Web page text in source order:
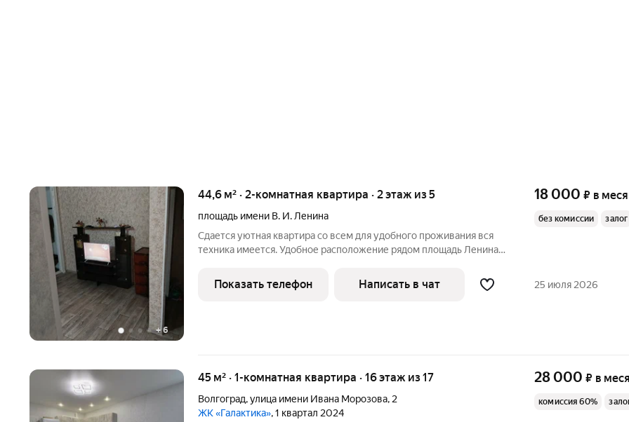
+6
44,6 м² · 2-комнатная квартира · 2 этаж из 5
площадь имени В. И. Ленина
Сдается уютная квартира со всем для удобного проживания вся
техника имеется. Удобное расположение рядом площадь Ленина,
аренды оплата по счетчикам.
18 000 ₽ в
без комиссии залог
Показать телефон Написать в чат 25 июля 2026
45 м² · 1-комнатная квартира · 16 этаж из 17
Волгоград,улица имени Ивана Морозова, 2
ЖК «Галактика», 1 квартал 2024
28 000 ₽ в
комиссия 60%